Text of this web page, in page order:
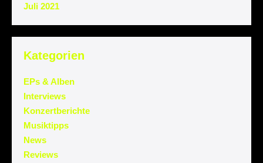
Juli 2021
Kategorien
EPs & Alben
Interviews
Konzertberichte
Musiktipps
News
Reviews